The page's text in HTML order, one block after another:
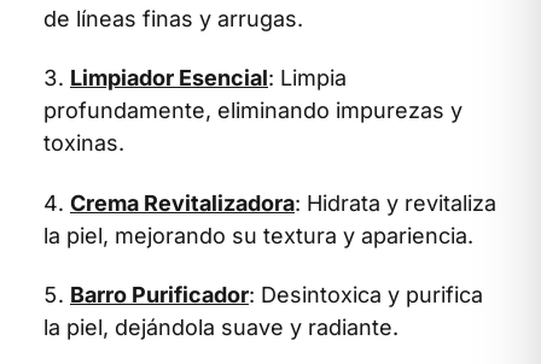
de líneas finas y arrugas.
Limpiador Esencial: Limpia
profundamente, eliminando impurezas y
toxinas.
Crema Revitalizadora: Hidrata y revitaliza
la piel, mejorando su textura y apariencia.
Barro Purificador: Desintoxica y purifica
la piel, dejándola suave y radiante.